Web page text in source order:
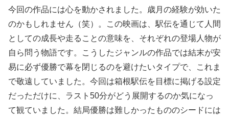
今回の作品には心を動かされました。歳月の経験が効いた
のかもしれません（笑）。この映画は、駅伝を通じて人間
としての成長や走ることの意味を、それぞれの登場人物が
自ら問う物語です。こうしたジャンルの作品では結末が安
易に必ず優勝で幕を閉じるのを避けたいタイプで、これま
で敬遠していました。今回は箱根駅伝を目標に掲げる設定
だっただけに、ラスト50分がどう展開するのか気になっ
て観ていました。結局優勝は難しかったもののシードには